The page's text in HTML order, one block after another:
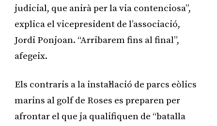
judicial, que anirà per la via contenciosa”,
explica el vicepresident de l’associació,
Jordi Ponjoan. “Arribarem fins al final”,
afegeix.
Els contraris a la instal·lació de parcs eòlics
marins al golf de Roses es preparen per
afrontar el que ja qualifiquen de “batalla